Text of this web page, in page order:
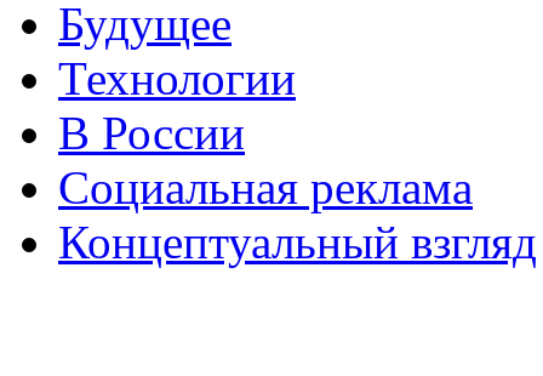
Будущее
Технологии
В России
Социальная реклама
Концептуальный взгляд